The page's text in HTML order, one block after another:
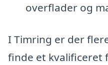
overflader og
I Timring er der
finde et kvalificeret